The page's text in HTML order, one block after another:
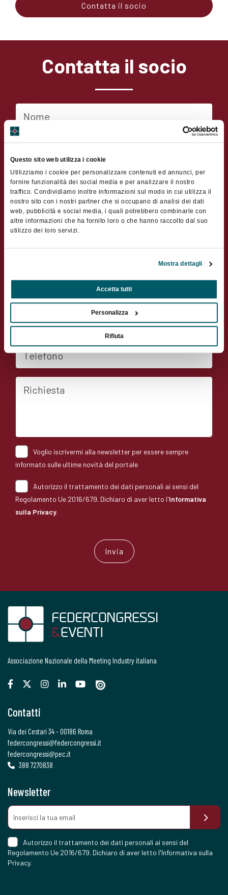
Questo sito web utilizza i cookie
Utilizziamo i cookie per personalizzare contenuti ed annunci, per
fornire funzionalità dei social media e per analizzare il nostro
traffico. Condividiamo inoltre informazioni sul modo in cui utilizza il
nostro sito con i nostri partner che si occupano di analisi dei dati
web, pubblicità e social media, i quali potrebbero combinarle con
altre informazioni che ha fornito loro o che hanno raccolto dal suo
utilizzo dei loro servizi.
Mostra dettagli
Accetta tutti
Personalizza
Rifiuta
Contatta il socio
Contatta il socio
Nome
Cognome
Indirizzo
CAP
Nazione
Telefono
Richiesta
Voglio iscrivermi alla newsletter per essere sempre
informato sulle ultime novità del portale
Autorizzo il trattamento dei dati personali ai sensi del
Regolamento Ue 2016/679. Dichiaro di aver letto l'Informativa
sulla Privacy.
Associazione Nazionale della Meeting Industry italiana
Contatti
Via dei Cestari 34 - 00186 Roma
federcongressi@federcongressi.it
federcongressi@pec.it
388 7270838
Newsletter
Autorizzo il trattamento dei dati personali ai sensi del
Regolamento Ue 2016/679. Dichiaro di aver letto l'Informativa sulla
Privacy.